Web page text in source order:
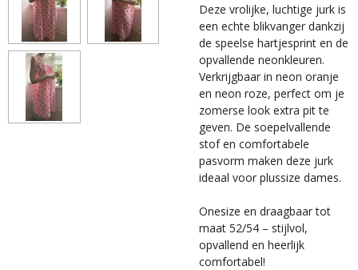
Deze vrolijke, luchtige jurk is
een echte blikvanger dankzij
de speelse hartjesprint en de
opvallende neonkleuren.
Verkrijgbaar in neon oranje
en neon roze, perfect om je
zomerse look extra pit te
geven. De soepelvallende
stof en comfortabele
pasvorm maken deze jurk
ideaal voor plussize dames.
Onesize en draagbaar tot
maat 52/54 – stijlvol,
opvallend en heerlijk
comfortabel!